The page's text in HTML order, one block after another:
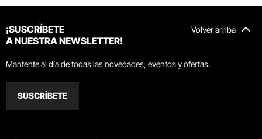
Volver arriba
¡SUSCRÍBETE
A NUESTRA NEWSLETTER!
Mantente al día de todas las novedades, eventos y ofertas.
SUSCRÍBETE